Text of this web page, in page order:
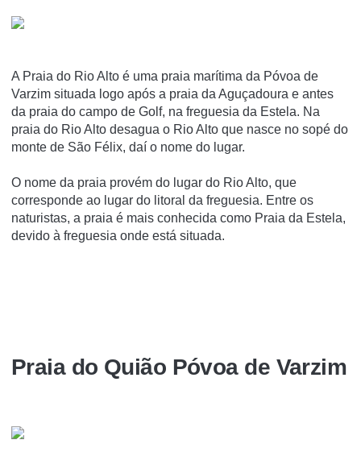
A Praia do Rio Alto é uma praia marí­tima da Póvoa de
Varzim situada logo após a praia da Aguçadoura e antes
da praia do campo de Golf, na freguesia da Estela. Na
praia do Rio Alto desagua o Rio Alto que nasce no sopé do
monte de São Félix, daí­ o nome do lugar.
O nome da praia provém do lugar do Rio Alto, que
corresponde ao lugar do litoral da freguesia. Entre os
naturistas, a praia é mais conhecida como Praia da Estela,
devido à freguesia onde está situada.
Praia do Quião Póvoa de Varzim